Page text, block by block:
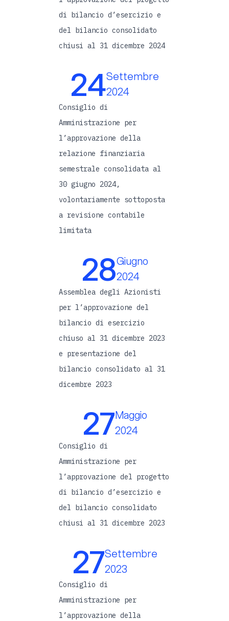
di bilancio d’esercizio e
del bilancio consolidato
chiusi al 31 dicembre 2024
24Settembre
2024
Consiglio di
Amministrazione per
l’approvazione della
relazione finanziaria
semestrale consolidata al
30 giugno 2024,
volontariamente sottoposta
a revisione contabile
limitata
28Giugno
2024
Assemblea degli Azionisti
per l’approvazione del
bilancio di esercizio
chiuso al 31 dicembre 2023
e presentazione del
bilancio consolidato al 31
dicembre 2023
27Maggio
2024
Consiglio di
Amministrazione per
l’approvazione del progetto
di bilancio d’esercizio e
del bilancio consolidato
chiusi al 31 dicembre 2023
27Settembre
2023
Consiglio di
Amministrazione per
l’approvazione della